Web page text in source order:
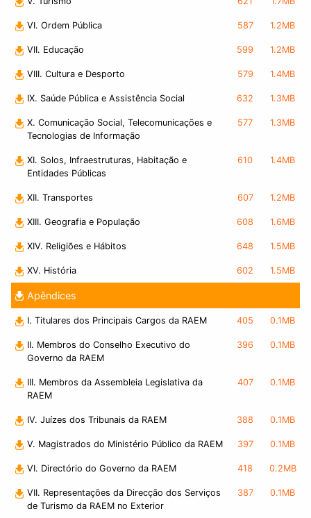
VI. Ordem Pública 587 1.2MB
VII. Educação 599 1.2MB
VIII. Cultura e Desporto 579 1.4MB
IX. Saúde Pública e Assistência Social 632 1.3MB
X. Comunicação Social, Telecomunicações e
Tecnologias de Informação
577 1.3MB
XI. Solos, Infraestruturas, Habitação e
Entidades Públicas
610 1.4MB
XII. Transportes 607 1.2MB
XIII. Geografia e População 608 1.6MB
XIV. Religiões e Hábitos 648 1.5MB
XV. História 602 1.5MB
Apêndices
I. Titulares dos Principais Cargos da RAEM 405 0.1MB
II. Membros do Conselho Executivo do
Governo da RAEM
396 0.1MB
III. Membros da Assembleia Legislativa da
RAEM
407 0.1MB
IV. Juízes dos Tribunais da RAEM 388 0.1MB
V. Magistrados do Ministério Público da RAEM 397 0.1MB
VI. Directório do Governo da RAEM 418 0.2MB
VII. Representações da Direcção dos Serviços
de Turismo da RAEM no Exterior
387 0.1MB